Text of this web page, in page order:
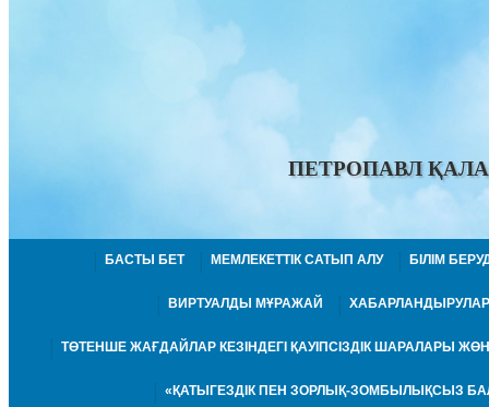
ПЕТРОПАВЛ
БАСТЫ БЕТ МЕМЛЕКЕТТІК САТЫП АЛУ БІЛІМ
ВИРТУАЛДЫ МҰРАЖАЙ ХАБАРЛАНДЫРУЛАР
ТӨТЕНШЕ ЖАҒДАЙЛАР КЕЗІНДЕГІ ҚАУІПСІЗДІК ШАРАЛАРЫ
«ҚАТЫГЕЗДІК ПЕН ЗОРЛЫҚ-ЗОМБЫЛЫҚСЫЗ